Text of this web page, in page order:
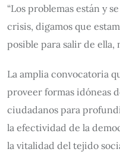
“Los problemas están y
crisis, digamos que
posible para salir de ella,
La amplia convocatoria
proveer formas idóneas
ciudadanos para
la efectividad de la
la vitalidad del tejido